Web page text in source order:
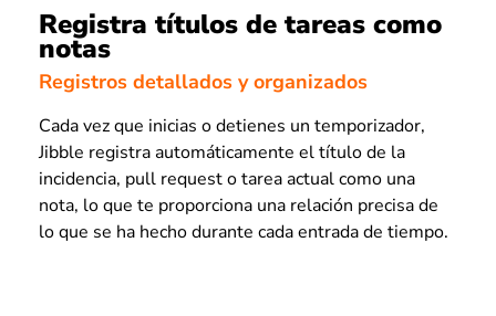
Registra títulos de tareas como
notas
Registros detallados y organizados
Cada vez que inicias o detienes un temporizador,
Jibble registra automáticamente el título de la
incidencia, pull request o tarea actual como una
nota, lo que te proporciona una relación precisa de
lo que se ha hecho durante cada entrada de tiempo.